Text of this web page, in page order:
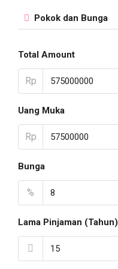
Pokok dan Bunga
Total Amount
Rp
Uang Muka
Rp
Bunga
%
Lama Pinjaman (Tahun)